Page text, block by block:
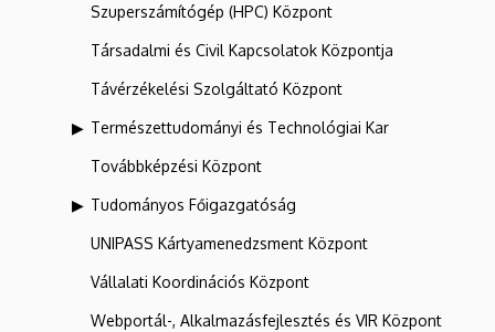
Szuperszámítógép (HPC) Központ
Társadalmi és Civil Kapcsolatok Központja
Távérzékelési Szolgáltató Központ
Természettudományi és Technológiai Kar
Továbbképzési Központ
Tudományos Főigazgatóság
UNIPASS Kártyamenedzsment Központ
Vállalati Koordinációs Központ
Webportál-, Alkalmazásfejlesztés és VIR Központ